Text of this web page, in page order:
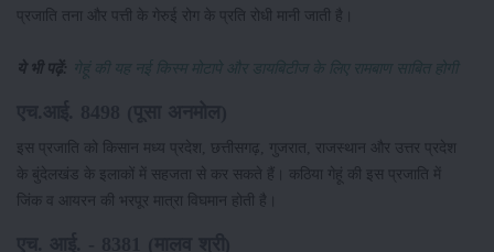
प्रजाति तना और पत्ती के गेरुई रोग के प्रति रोधी मानी जाती है।
ये भी पढ़ें: गेहूं की यह नई किस्म मोटापे और डायबिटीज के लिए रामबाण साबित होगी
इस प्रजाति को किसान मध्य प्रदेश, छत्तीसगढ़, गुजरात, राजस्थान और उत्तर प्रदेश
के बुंदेलखंड के इलाकों में सहजता से कर सकते हैं। कठिया गेहूं की इस प्रजाति में
जिंक व आयरन की भरपूर मात्रा विघमान होती है।